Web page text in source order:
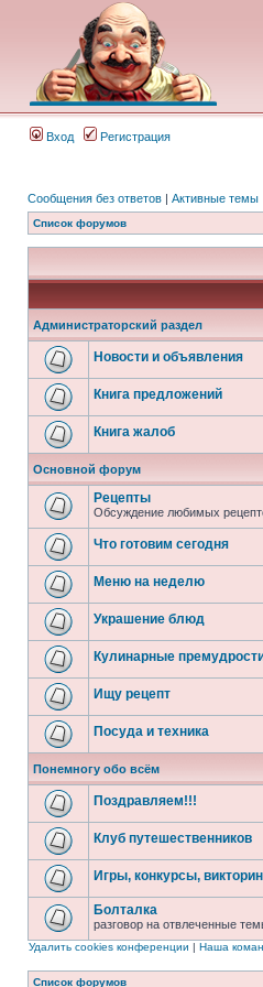
Вход Регистрация
Сообщения без ответов | Активные темы
Список форумов
Администраторский раздел
Новости и объявления
Книга предложений
Книга жалоб
Основной форум
Рецепты
Обсуждение любимых
Что готовим сегодня
Меню на неделю
Украшение блюд
Кулинарные
Ищу рецепт
Посуда и техника
Понемногу обо всём
Поздравляем!!!
Клуб путешественников
Игры, конкурсы,
Болталка
разговор на отвлеченные
Удалить cookies конференции | Наша
Список форумов